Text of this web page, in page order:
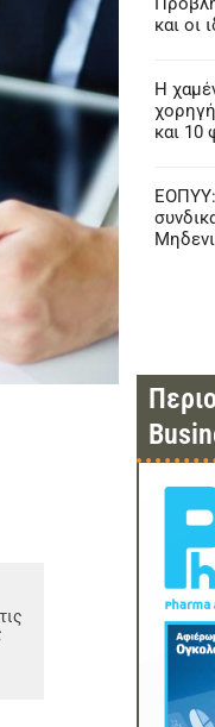
και οι
Η
και 10
ΕΟΠΥΥ: